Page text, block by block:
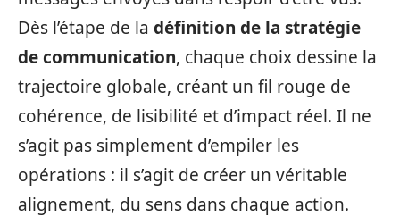
Dès l’étape de la définition de la stratégie
de communication, chaque choix dessine la
trajectoire globale, créant un fil rouge de
cohérence, de lisibilité et d’impact réel. Il ne
s’agit pas simplement d’empiler les
opérations : il s’agit de créer un véritable
alignement, du sens dans chaque action.